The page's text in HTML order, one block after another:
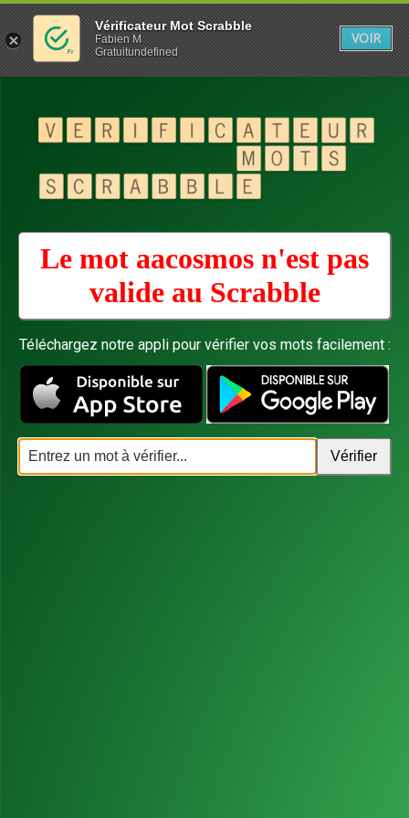
Le mot aacosmos n'est pas
valide au Scrabble
Téléchargez notre appli pour vérifier vos mots facilement :
Vérificateur Mot Scrabble
Fabien M
Gratuitundefined
VOIR